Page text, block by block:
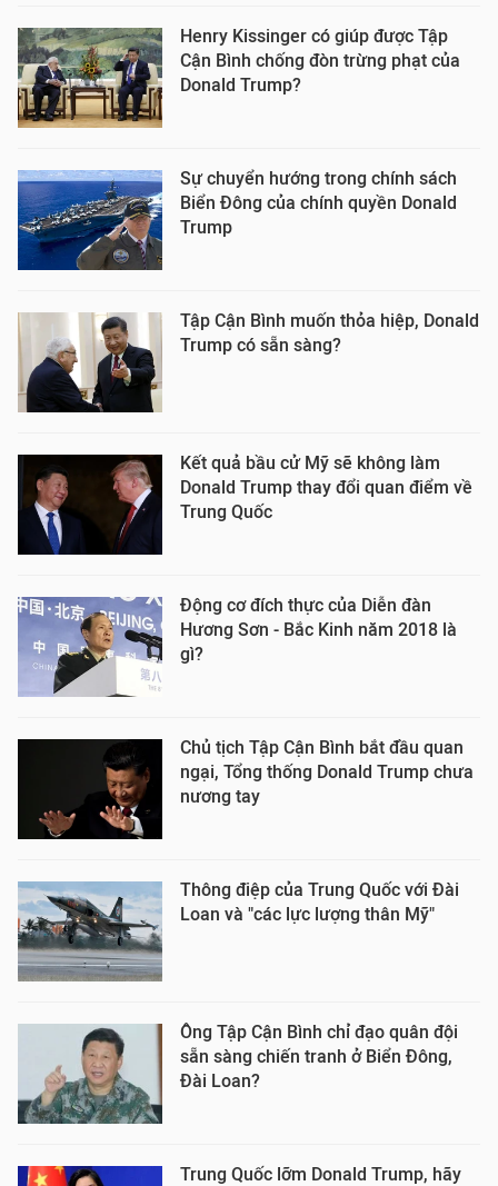
Henry Kissinger có giúp được Tập
Cận Bình chống đòn trừng phạt của
Donald Trump?
Sự chuyển hướng trong chính sách
Biển Đông của chính quyền Donald
Trump ​
Tập Cận Bình muốn thỏa hiệp, Donald
Trump có sẵn sàng?
Kết quả bầu cử Mỹ sẽ không làm
Donald Trump thay đổi quan điểm về
Trung Quốc
Động cơ đích thực của Diễn đàn
Hương Sơn - Bắc Kinh năm 2018 là
gì?
Chủ tịch Tập Cận Bình bắt đầu quan
ngại, Tổng thống Donald Trump chưa
nương tay
Thông điệp của Trung Quốc với Đài
Loan và "các lực lượng thân Mỹ"
Ông Tập Cận Bình chỉ đạo quân đội
sẵn sàng chiến tranh ở Biển Đông,
Đài Loan?
Trung Quốc lỡm Donald Trump, hãy